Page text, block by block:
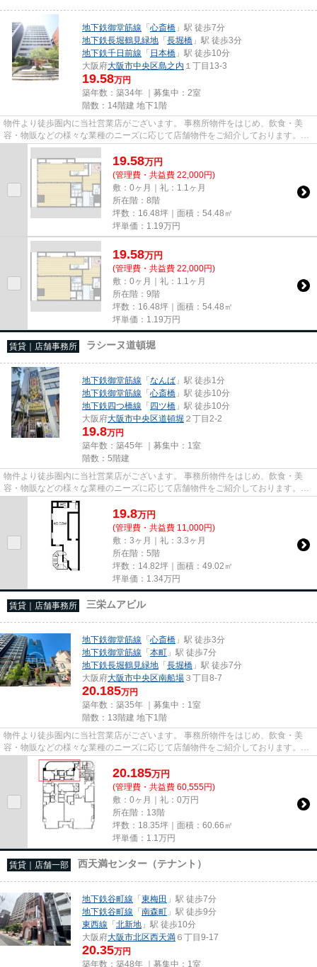
地下鉄御堂筋線 「心斎橋 」駅 徒歩7分
地下鉄長堀鶴見緑地 「長堀橋 」駅 徒歩3分
地下鉄千日前線 「 日本橋 」駅 徒歩10分
大阪府大阪市中央区島之内 １丁目13-3
19.58万円
築年数：築34年 ｜募集中： 2室
階数：14階建 地下1階
物件より徒歩圏内に当社営業店がございます。 事務所物件をはじめ、飲食・美
容・物販などの様々な業種のニーズに応じて店舗物件をご紹介しております。
尚、弊社ではおとり広告は一切...
19.58万円
(管理費・共益費 22,000円)
敷：0ヶ月｜礼：1.1ヶ月
所在階：8階
坪数：16.48坪｜面積：54.48㎡
坪単価： 1.19万円
19.58万円
(管理費・共益費 22,000円)
敷：0ヶ月｜礼：1.1ヶ月
所在階：9階
坪数：16.48坪｜面積：54.48㎡
坪単価： 1.19万円
賃貸｜店舗事務所 ラシーヌ道頓堀
地下鉄御堂筋線 「なんば 」駅 徒歩1分
地下鉄御堂筋線 「心斎橋 」駅 徒歩10分
地下鉄四つ橋線 「四ツ橋 」駅 徒歩10分
大阪府大阪市中央区道頓堀 ２丁目2-2
19.8万円
築年数：築45年 ｜募集中： 1室
階数：5階建
物件より徒歩圏内に当社営業店がございます。 事務所物件をはじめ、飲食・美
容・物販などの様々な業種のニーズに応じて店舗物件をご紹介しております。
尚、弊社ではおとり広告は一切...
19.8万円
(管理費・共益費 11,000円)
敷：3ヶ月｜礼：3.3ヶ月
所在階：5階
坪数：14.82坪｜面積：49.02㎡
坪単価： 1.34万円
賃貸｜店舗事務所 三栄ムアビル
地下鉄御堂筋線 「心斎橋 」駅 徒歩3分
地下鉄御堂筋線 「本町 」駅 徒歩7分
地下鉄長堀鶴見緑地 「長堀橋 」駅 徒歩7分
大阪府大阪市中央区南船場 ３丁目8-7
20.185万円
築年数：築35年 ｜募集中： 1室
階数：13階建 地下1階
物件より徒歩圏内に当社営業店がございます。 事務所物件をはじめ、飲食・美
容・物販などの様々な業種のニーズに応じて店舗物件をご紹介しております。
尚、弊社ではおとり広告は一切...
20.185万円
(管理費・共益費 60,555円)
敷：0ヶ月｜礼：0万円
所在階：13階
坪数：18.35坪｜面積：60.66㎡
坪単価： 1.1 万円
賃貸｜店舗一部 西天満センター（テナント）
地下鉄谷町線 「東梅田 」駅 徒歩7分
地下鉄谷町線 「南森町 」駅 徒歩9分
東西線 「北新地 」駅 徒歩10分
大阪府大阪市北区西天満 ６丁目9-17
20.35万円
築年数：築48年 ｜募集中： 1室